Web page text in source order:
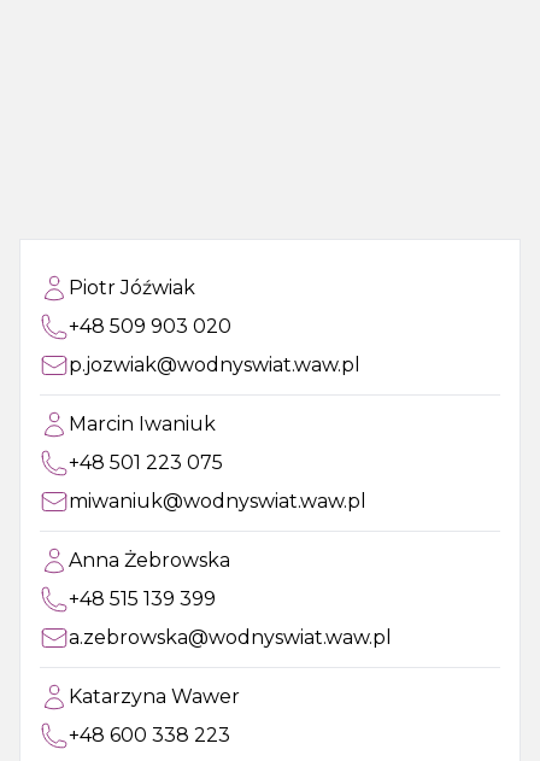
Piotr Jóźwiak
+48 509 903 020
p.jozwiak@wodnyswiat.waw.pl
Marcin Iwaniuk
+48 501 223 075
miwaniuk@wodnyswiat.waw.pl
Anna Żebrowska
+48 515 139 399
a.zebrowska@wodnyswiat.waw.pl
Katarzyna Wawer
+48 600 338 223